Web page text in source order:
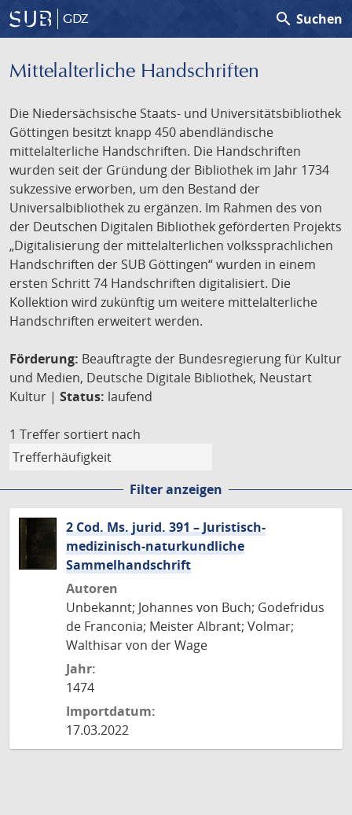
GDZ search Suchen
Mittelalterliche Handschriften
Die Niedersächsische Staats- und Universitätsbibliothek
Göttingen besitzt knapp 450 abendländische
mittelalterliche Handschriften. Die Handschriften
wurden seit der Gründung der Bibliothek im Jahr 1734
sukzessive erworben, um den Bestand der
Universalbibliothek zu ergänzen. Im Rahmen des von
der Deutschen Digitalen Bibliothek geförderten Projekts
„Digitalisierung der mittelalterlichen volkssprachlichen
Handschriften der SUB Göttingen“ wurden in einem
ersten Schritt 74 Handschriften digitalisiert. Die
Kollektion wird zukünftig um weitere mittelalterliche
Handschriften erweitert werden.
Förderung: Beauftragte der Bundesregierung für Kultur
und Medien, Deutsche Digitale Bibliothek, Neustart
Kultur | Status: laufend
1 Treffer sortiert nach
Filter anzeigen
2 Cod. Ms. jurid. 391 – Juristisch-
medizinisch-naturkundliche
Sammelhandschrift
Autoren
Unbekannt; Johannes von Buch; Godefridus
de Franconia; Meister Albrant; Volmar;
Walthisar von der Wage
Jahr:
1474
Importdatum:
17.03.2022